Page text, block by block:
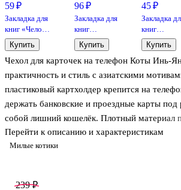
Милые котики
Чехол для карточек на телефон Коты Инь-
практичность и стиль с азиатскими
пластиковый картхолдер крепится на
держать банковские и проездные карты под
собой лишний кошелёк. Плотный материал
карты от потёртостей, а гладкая
Перейти к описанию и характеристикам
59 ₽
Закладка для
книг «Человек
вырастает по
мере того, как
растут его
цели»,
Schiller
Купить
96 ₽
Закладка для
книг
магнитная
«Аниме», 4
штуки,
Феникс+
Купить
45 ₽
Закладка
книг
«Гранж»,
пластик, Yoi
Купить
239 ₽